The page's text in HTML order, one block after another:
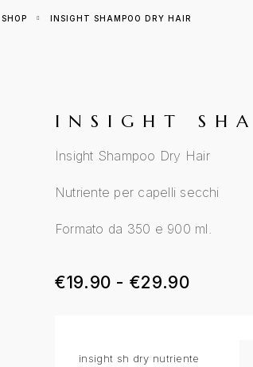
SHOP INSIGHT SHAMPOO DRY HAIR
INSIGHT
Insight Shampoo Dry Hair
Nutriente per capelli secchi
Formato da 350 e 900 ml.
€19.90 - €29.90Fascia
insight sh dry nutriente